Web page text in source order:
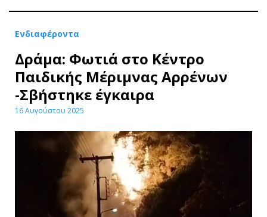
Ενδιαφέροντα
Δράμα: Φωτιά στο Κέντρο
Παιδικής Μέριμνας Αρρένων
-Σβήστηκε έγκαιρα
16 Αυγούστου 2025